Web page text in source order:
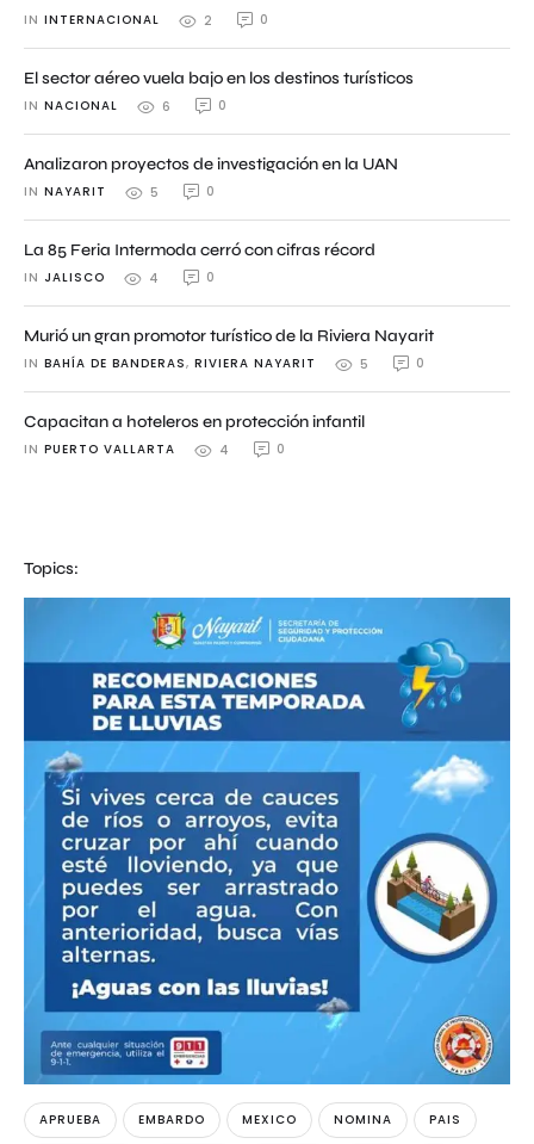
IN INTERNACIONAL 2 0
El sector aéreo vuela bajo en los destinos turísticos
IN NACIONAL 6 0
Analizaron proyectos de investigación en la UAN
IN NAYARIT 5 0
La 85 Feria Intermoda cerró con cifras récord
IN JALISCO 4 0
Murió un gran promotor turístico de la Riviera Nayarit
IN BAHÍA DE BANDERAS, RIVIERA NAYARIT 5 0
Capacitan a hoteleros en protección infantil
IN PUERTO VALLARTA 4 0
Topics:
APRUEBA EMBARDO MEXICO NOMINA PAIS